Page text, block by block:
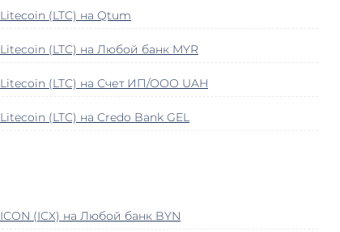
Litecoin (LTC) на Qtum
Litecoin (LTC) на Любой банк MYR
Litecoin (LTC) на Счет ИП/ООО UAH
Litecoin (LTC) на Credo Bank GEL
ICON (ICX) на Любой банк BYN